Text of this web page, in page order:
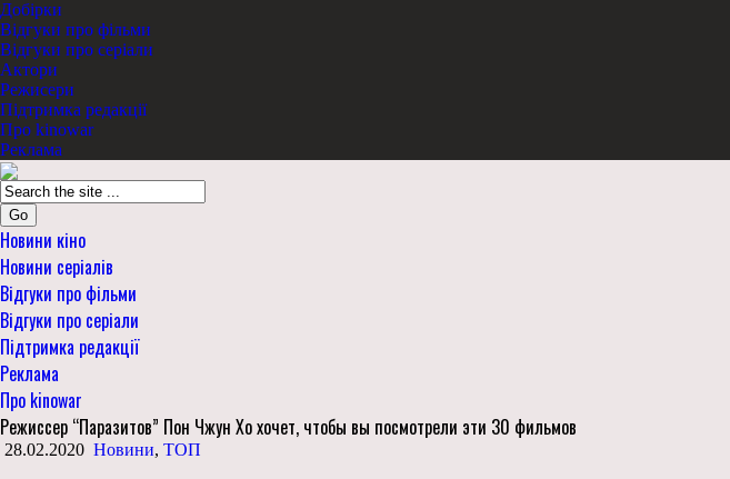
Добірки
Відгуки про фільми
Відгуки про серіали
Актори
Режисери
Підтримка редакції
Про kinowar
Реклама
Go
Новини кіно
Новини серіалів
Відгуки про фільми
Відгуки про серіали
Підтримка редакції
Реклама
Про kinowar
Режиссер “Паразитов” Пон Чжун Хо хочет, чтобы вы посмотрели эти 30 фильмов
28.02.2020 Новини, ТОП